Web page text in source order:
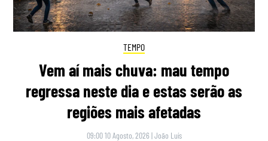
TEMPO
Vem aí mais chuva: mau tempo
regressa neste dia e estas serão as
regiões mais afetadas
09:00 10 Agosto, 2026 |João Luís